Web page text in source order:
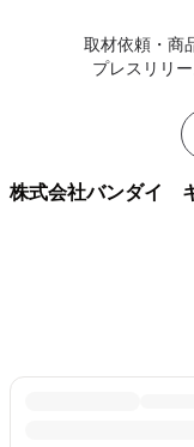
取材依頼・商
プレスリリ
株式会社バンダイ